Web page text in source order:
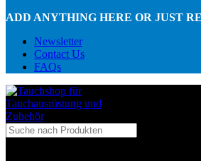
ADD ANYTHING HERE OR JUST
Newsletter
Contact Us
FAQs